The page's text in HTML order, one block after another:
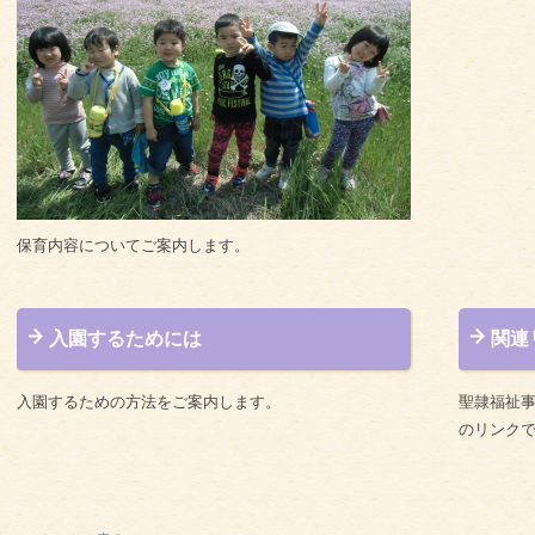
保育内容についてご案内します。
入園するためには
入園するための方法をご案内します。
関連
聖隷福祉
のリンク